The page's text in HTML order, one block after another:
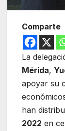
Comparte
La
Mérida,
apoyar su
han
2022 en